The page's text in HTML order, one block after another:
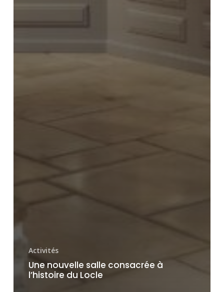
Activités
Une nouvelle salle consacrée à
l’histoire du Locle